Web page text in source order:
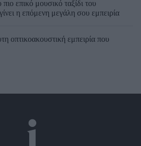
επικό μουσικό ταξίδι του
η επόμενη μεγάλη σου εμπειρία
οπτικοακουστική εμπειρία που